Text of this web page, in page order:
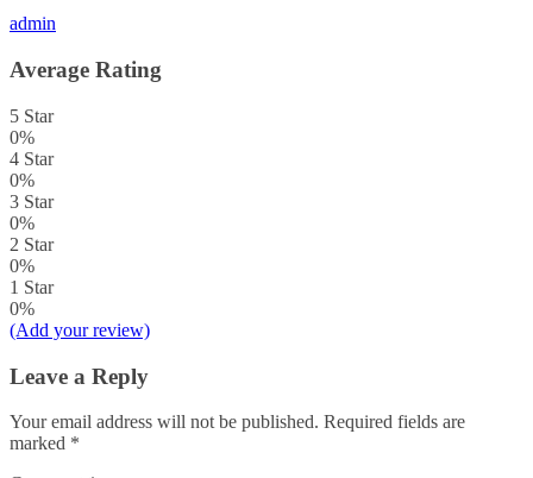
admin
Average Rating
5 Star
0%
4 Star
0%
3 Star
0%
2 Star
0%
1 Star
0%
(Add your review)
Leave a Reply
Your email address will not be published. Required fields are
marked *